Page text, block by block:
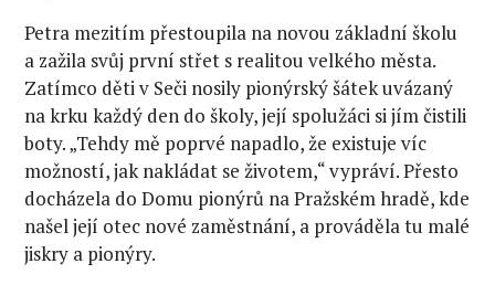
Petra mezitím přestoupila na novou základní školu
a zažila svůj první střet s realitou velkého města.
Zatímco děti v Seči nosily pionýrský šátek uvázaný
na krku každý den do školy, její spolužáci si jím čistili
boty. „Tehdy mě poprvé napadlo, že existuje víc
možností, jak nakládat se životem,“ vypráví. Přesto
docházela do Domu pionýrů na Pražském hradě, kde
našel její otec nové zaměstnání, a prováděla tu malé
jiskry a pionýry.